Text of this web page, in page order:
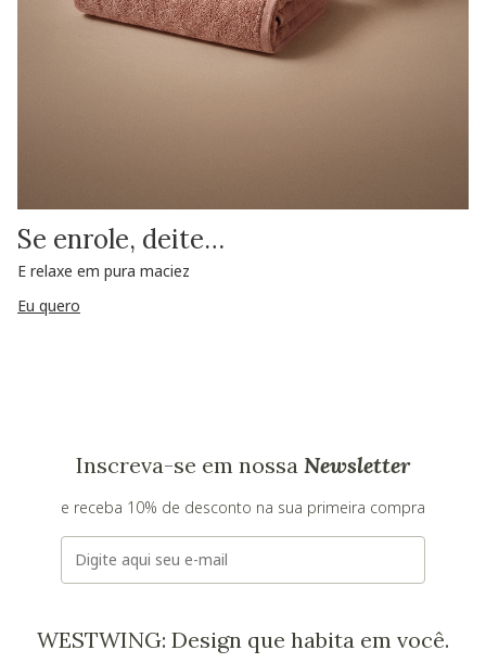
Se enrole, deite…
E relaxe em pura maciez
Eu quero
Inscreva-se em nossa Newsletter
e receba 10% de desconto na sua primeira compra
E-mail
WESTWING: Design que habita em você.